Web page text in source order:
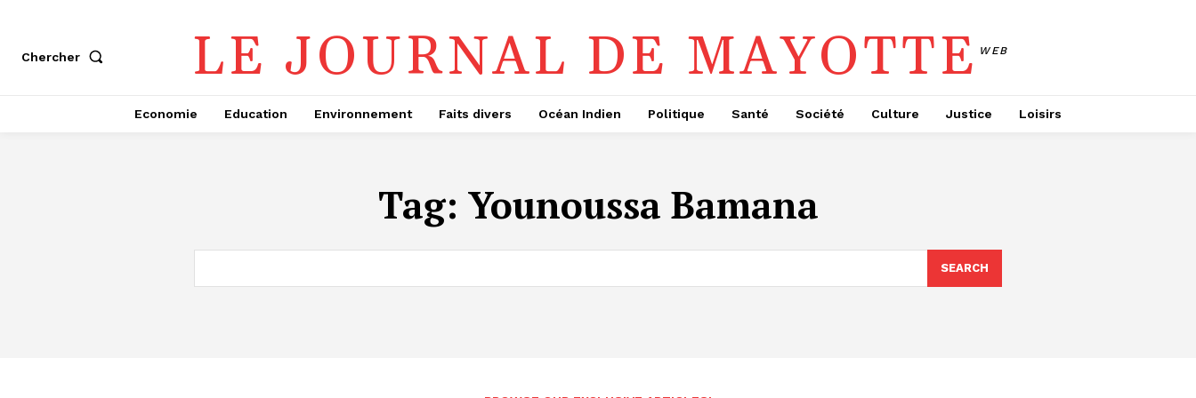
Chercher LE JOURNAL DE MAYOTTE WEB
Economie Education Environnement Faits divers Océan Indien Politique Santé Société Culture Justice Loisirs
Tag: Younoussa Bamana
SEARCH